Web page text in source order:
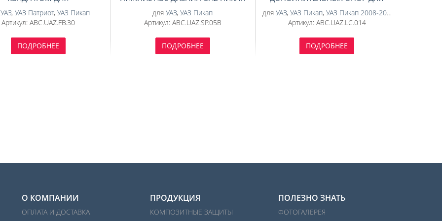
2016-,УАЗ Пикап 2015-
ДОПОЛНИТЕЛЬНОГО
(К ПЕРЕДНЕМУ
ABC.UAZ.FB.01/02/29/31)
УАЗ, УАЗ Патриот, УАЗ Пикап
Артикул:ABC.UAZ.FB.30
ПОДРОБНЕЕ
2015- (К ABC.UAZ.RB.04B)
дляУАЗ,УАЗ Пикап
Артикул: ABC.UAZ.SP.05B
ПОДРОБНЕЕ
КУНГА ABC.UAZ.BR.09
для УАЗ, УАЗ Пикап, УАЗ Пикап 2008-2014
Артикул: ABC.UAZ.LC.014
ПОДРОБНЕЕ
О КОМПАНИИ
ОПЛАТА И ДОСТАВКА
ПРОДУКЦИЯ
КОМПОЗИТНЫЕ ЗАЩИТЫ
ПОЛЕЗНО ЗНАТЬ
ФОТОГАЛЕРЕЯ